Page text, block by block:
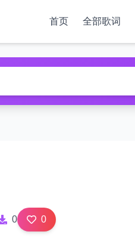
首页 全部歌词
0 0